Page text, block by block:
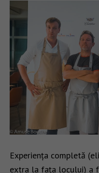
Experiența completă
extra la fața locului) a